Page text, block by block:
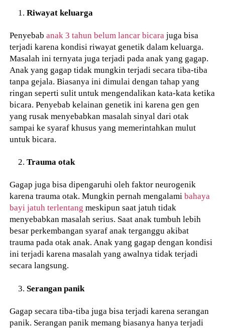
Riwayat keluarga
Penyebabanak 3 tahun belum lancar bicara juga bisa
terjadi karena kondisi riwayat genetik dalam keluarga.
Masalah ini ternyata juga terjadi pada anak yang gagap.
Anak yang gagap tidak mungkin terjadi secara tiba-tiba
tanpa gejala. Biasanya ini dimulai dengan tahap yang
ringan seperti sulit untuk mengendalikan kata-kata ketika
bicara. Penyebab kelainan genetik ini karena gen gen
yang rusak menyebabkan masalah sinyal dari otak
sampai ke syaraf khusus yang memerintahkan mulut
untuk bicara.
Trauma otak
Gagap juga bisa dipengaruhi oleh faktor neurogenik
karena trauma otak. Mungkin pernah mengalamibahaya
bayi jatuh terlentang meskipun saat jatuh tidak
menyebabkan masalah serius. Saat anak tumbuh lebih
besar perkembangan syaraf anak terganggu akibat
trauma pada otak anak. Anak yang gagap dengan kondisi
ini terjadi karena masalah yang awalnya tidak terjadi
secara langsung.
Serangan panik
Gagap secara tiba-tiba juga bisa terjadi karena serangan
panik. Serangan panik memang biasanya hanya terjadi